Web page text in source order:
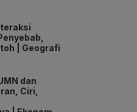
| Geografi
dan
Ciri,